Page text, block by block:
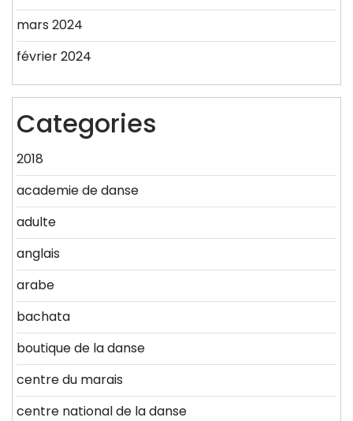
mars 2024
février 2024
Categories
2018
academie de danse
adulte
anglais
arabe
bachata
boutique de la danse
centre du marais
centre national de la danse